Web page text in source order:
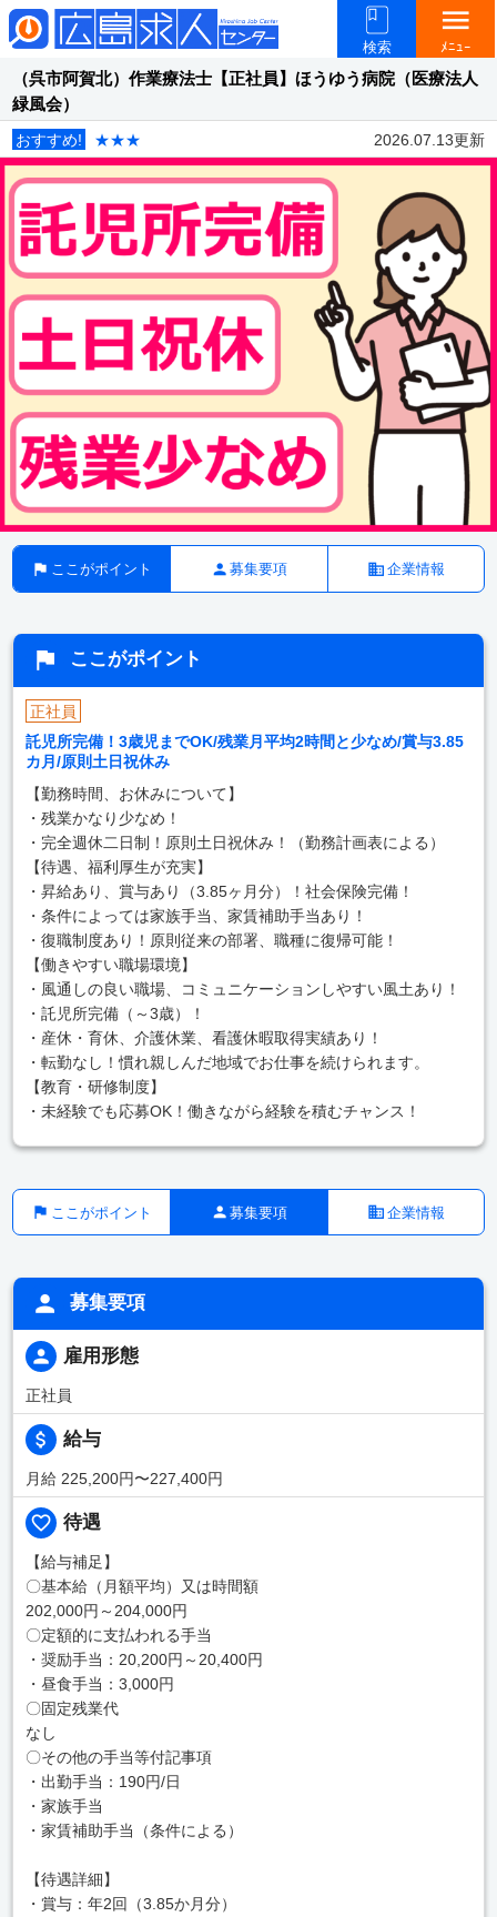
検索
menu
ﾒﾆｭｰ
（呉市阿賀北）作業療法士【正社員】ほうゆう病院（医療法人
緑風会）
おすすめ! ★★★ 2026.07.13更新
ここがポイント 募集要項 企業情報
ここがポイント
正社員
託児所完備！3歳児までOK/残業月平均2時間と少なめ/賞与3.85
カ月/原則土日祝休み
【勤務時間、お休みについて】
・残業かなり少なめ！
・完全週休二日制！原則土日祝休み！（勤務計画表による）
【待遇、福利厚生が充実】
・昇給あり、賞与あり（3.85ヶ月分）！社会保険完備！
・条件によっては家族手当、家賃補助手当あり！
・復職制度あり！原則従来の部署、職種に復帰可能！
【働きやすい職場環境】
・風通しの良い職場、コミュニケーションしやすい風土あり！
・託児所完備（～3歳）！
・産休・育休、介護休業、看護休暇取得実績あり！
・転勤なし！慣れ親しんだ地域でお仕事を続けられます。
【教育・研修制度】
・未経験でも応募OK！働きながら経験を積むチャンス！
ここがポイント 募集要項 企業情報
募集要項
雇用形態
正社員
給与
月給 225,200円〜227,400円
待遇
【給与補足】
〇基本給（月額平均）又は時間額
202,000円～204,000円
〇定額的に支払われる手当
・奨励手当：20,200円～20,400円
・昼食手当：3,000円
〇固定残業代
なし
〇その他の手当等付記事項
・出勤手当：190円/日
・家族手当
・家賃補助手当（条件による）
【待遇詳細】
・賞与：年2回（3.85か月分）